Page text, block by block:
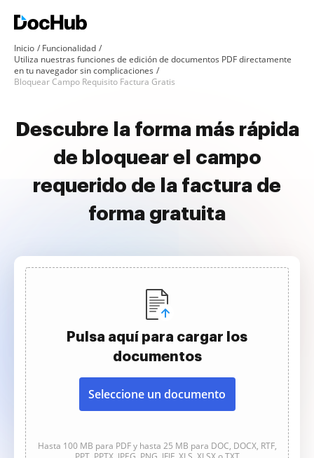
Inicio
Funcionalidad
Utiliza nuestras funciones de edición de documentos PDF directamente
en tu navegador sin complicaciones
Bloquear Campo Requisito Factura Gratis
Descubre la forma más rápida
de bloquear el campo
requerido de la factura de
forma gratuita
Pulsa aquí para cargar los
documentos
Seleccione un documento
Hasta 100 MB para PDF y hasta 25 MB para DOC, DOCX, RTF,